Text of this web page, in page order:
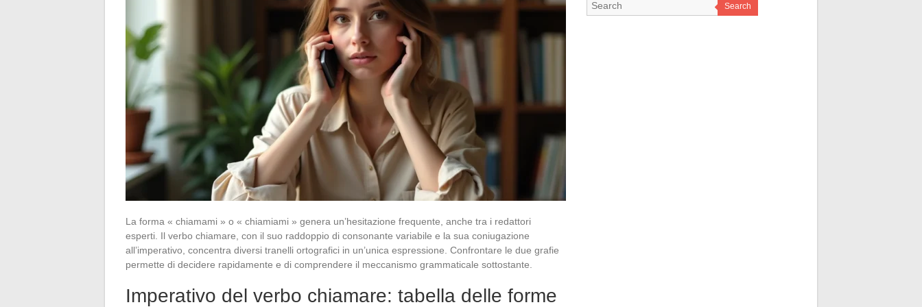
La forma « chiamami » o « chiamiami » genera un’hesitazione frequente, anche tra i redattori
esperti. Il verbo chiamare, con il suo raddoppio di consonante variabile e la sua coniugazione
all’imperativo, concentra diversi tranelli ortografici in un’unica espressione. Confrontare le due grafie
permette di decidere rapidamente e di comprendere il meccanismo grammaticale sottostante.
Imperativo del verbo chiamare: tabella delle forme
Search